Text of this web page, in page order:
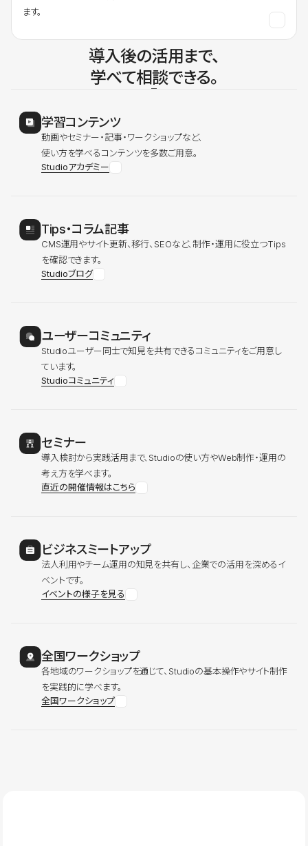
ます。
導入後の活用まで、
学べて相談できる。
学習コンテンツ
動画やセミナー・記事・ワークショップなど、
使い方を学べるコンテンツを多数ご用意。
Studioアカデミー
Tips・コラム記事
CMS運用やサイト更新、移行、SEOなど、制作・運用に役立つTips
を確認できます。
Studioブログ
ユーザーコミュニティ
Studioユーザー同士で知見を共有できるコミュニティをご用意し
ています。
Studioコミュニティ
セミナー
導入検討から実践活用まで、Studioの使い方やWeb制作・運用の
考え方を学べます。
直近の開催情報はこちら
ビジネスミートアップ
法人利用やチーム運用の知見を共有し、企業での活用を深めるイ
ベントです。
イベントの様子を見る
全国ワークショップ
各地域のワークショップを通じて、Studioの基本操作やサイト制作
を実践的に学べます。
全国ワークショップ